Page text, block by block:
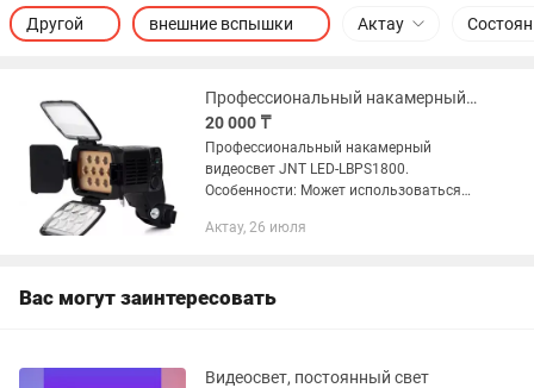
Актау
Другой внешние вспышки
Профессиональный накамерный видеосвет JNT LED-LBPS1800.
20 000 ₸
Профессиональный накамерный
видеосвет JNT LED-LBPS1800.
Особенности: Может использоваться
камеры, так и как самостоятельный
Актау, 26 июля
Вас могут заинтересовать
Видеосвет, постоянный свет